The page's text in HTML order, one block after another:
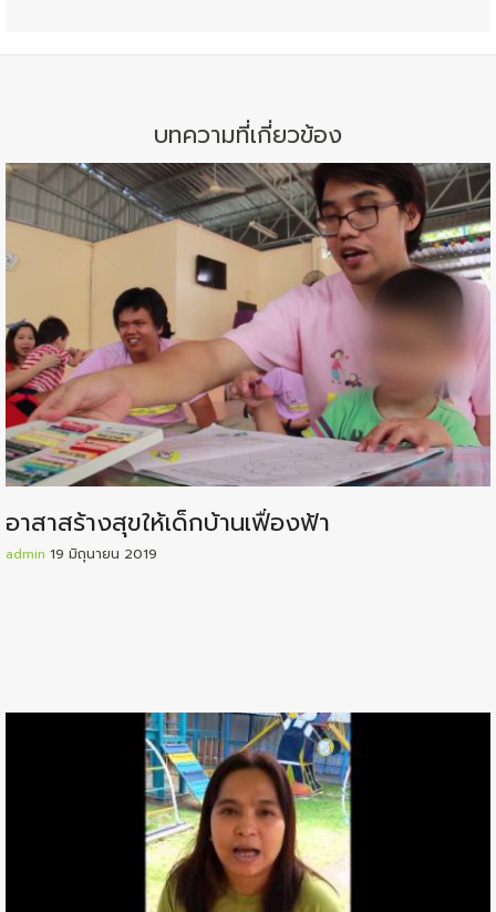
บทความที่เกี่ยวข้อง
อาสาสร้างสุขให้เด็กบ้านเฟื่องฟ้า
admin 19 มิถุนายน 2019